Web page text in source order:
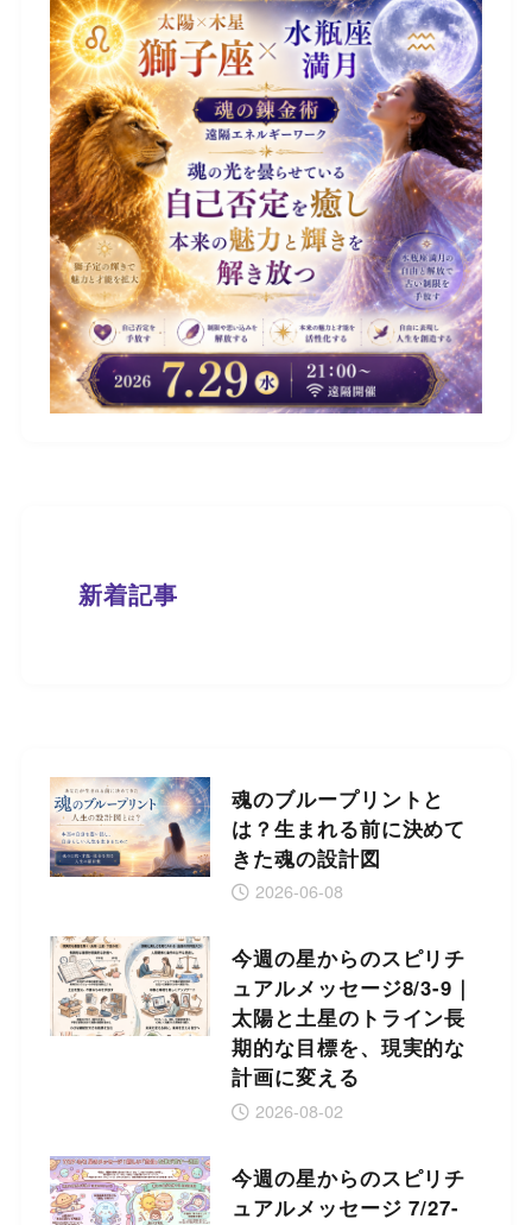
新着記事
魂のブループリントと
は？生まれる前に決めて
きた魂の設計図
2026-06-08
今週の星からのスピリチ
ュアルメッセージ8/3-9｜
太陽と土星のトライン長
期的な目標を、現実的な
計画に変える
2026-08-02
今週の星からのスピリチ
ュアルメッセージ 7/27-